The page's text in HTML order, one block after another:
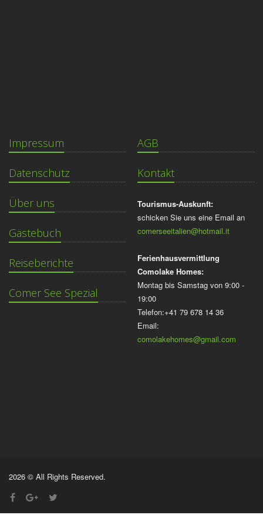
Impressum
Datenschutz
Über uns
Gästebuch
Reiseberichte
Comer See Spezial
AGB
Kontakt
Tourismus-Auskunft:
schicken Sie uns eine Email an
comerseeitalien@hotmail.it
Ferienhausvermittlung
Comolake Homes:
Montag bis Samstag von 9:00 -
19:00
Telefon:+41 79 678 14 36
Email:
comolakehomes@gmail.com
2026 © All Rights Reserved.